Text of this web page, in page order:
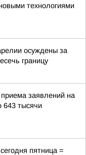
технологиями
осуждены за
границу
заявлений на
643 тысячи
пятница =